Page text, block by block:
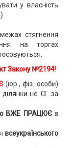
у власність
стягнення
на торгах
Закону №2194!
(юр., фіз. особи)
ділянки не СГ за
ВЖЕ ПРАЦЮЄв
всеукраїнського